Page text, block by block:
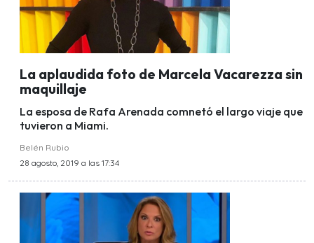
La aplaudida foto de Marcela Vacarezza sin
maquillaje
La esposa de Rafa Arenada comnetó el largo viaje que
tuvieron a Miami.
Belén Rubio
28 agosto, 2019 a las 17:34